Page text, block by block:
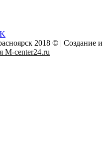
2018 © | Создание и
M-center24.ru